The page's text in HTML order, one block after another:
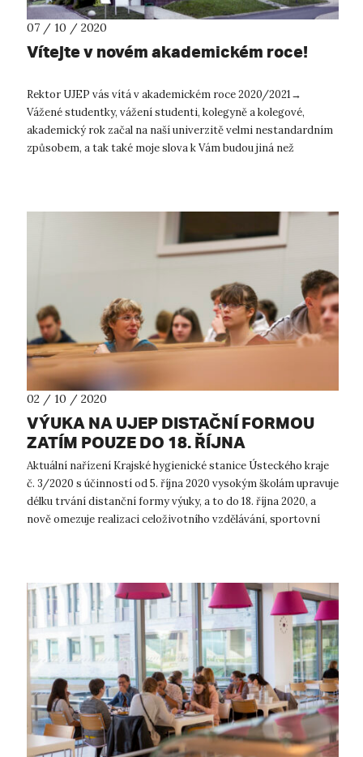
07 / 10 / 2020
Vítejte v novém akademickém roce!
Rektor UJEP vás vítá v akademickém roce 2020/2021→
Vážené studentky, vážení studenti, kolegyně a kolegové,
akademický rok začal na naší univerzitě velmi nestandardním
způsobem, a tak také moje slova k Vám budou jiná než
02 / 10 / 2020
VÝUKA NA UJEP DISTAČNÍ FORMOU
ZATÍM POUZE DO 18. ŘÍJNA
Aktuální nařízení Krajské hygienické stanice Ústeckého kraje
č. 3/2020 s účinností od 5. října 2020 vysokým školám upravuje
délku trvání distanční formy výuky, a to do 18. října 2020, a
nově omezuje realizaci celoživotního vzdělávání, sportovní